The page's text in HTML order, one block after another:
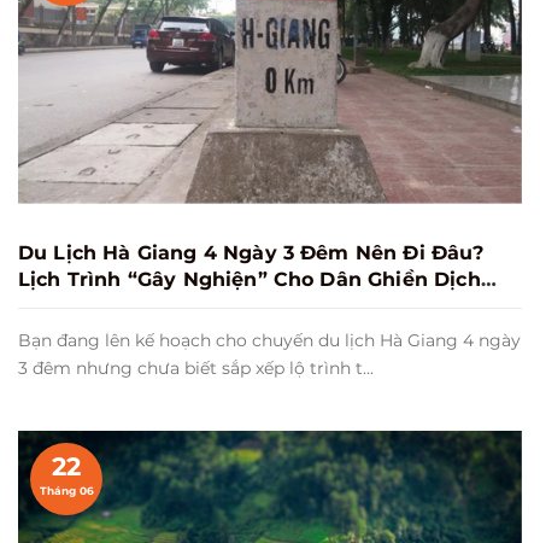
Du Lịch Hà Giang 4 Ngày 3 Đêm Nên Đi Đâu?
Lịch Trình “Gây Nghiện” Cho Dân Ghiền Dịch
Bạn đang lên kế hoạch cho chuyến du lịch Hà Giang 4 ngày
3 đêm nhưng chưa biết sắp xếp lộ trình t...
22
Tháng 06